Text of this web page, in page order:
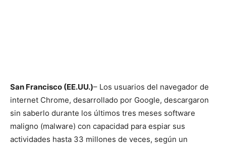
San Francisco (EE.UU.)– Los usuarios del navegador de
internet Chrome, desarrollado por Google, descargaron
sin saberlo durante los últimos tres meses software
maligno (malware) con capacidad para espiar sus
actividades hasta 33 millones de veces, según un